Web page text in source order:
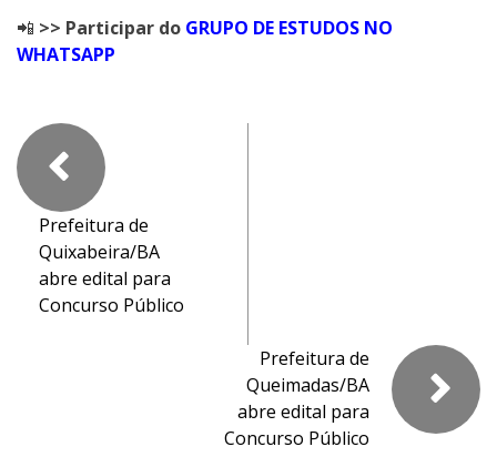
📲 >> Participar do GRUPO DE ESTUDOS NO
WHATSAPP
Prefeitura de
Quixabeira/BA
abre edital para
Concurso Público
Prefeitura de
Queimadas/BA
abre edital para
Concurso Público